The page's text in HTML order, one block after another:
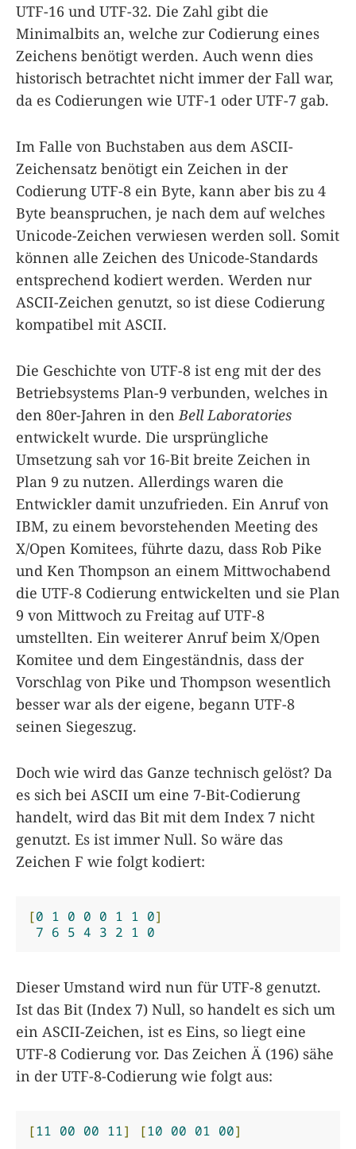
UTF-16 und UTF-32. Die Zahl gibt die
Minimalbits an, welche zur Codierung eines
Zeichens benötigt werden. Auch wenn dies
historisch betrachtet nicht immer der Fall war,
da es Codierungen wie UTF-1 oder UTF-7 gab.
Im Falle von Buchstaben aus dem ASCII-
Zeichensatz benötigt ein Zeichen in der
Codierung UTF-8 ein Byte, kann aber bis zu 4
Byte beanspruchen, je nach dem auf welches
Unicode-Zeichen verwiesen werden soll. Somit
können alle Zeichen des Unicode-Standards
entsprechend kodiert werden. Werden nur
ASCII-Zeichen genutzt, so ist diese Codierung
kompatibel mit ASCII.
Die Geschichte von UTF-8 ist eng mit der des
Betriebsystems Plan-9 verbunden, welches in
den 80er-Jahren in denBell Laboratories
entwickelt wurde. Die ursprüngliche
Umsetzung sah vor 16-Bit breite Zeichen in
Plan 9 zu nutzen. Allerdings waren die
Entwickler damit unzufrieden. Ein Anruf von
IBM, zu einem bevorstehenden Meeting des
X/Open Komitees, führte dazu, dass Rob Pike
und Ken Thompson an einem Mittwochabend
die UTF-8 Codierung entwickelten und sie Plan
9 von Mittwoch zu Freitag auf UTF-8
umstellten. Ein weiterer Anruf beim X/Open
Komitee und dem Eingeständnis, dass der
Vorschlag von Pike und Thompson wesentlich
besser war als der eigene, begann UTF-8
seinen Siegeszug.
Doch wie wird das Ganze technisch gelöst? Da
es sich bei ASCII um eine 7-Bit-Codierung
handelt, wird das Bit mit dem Index 7 nicht
genutzt. Es ist immer Null. So wäre das
Zeichen F wie folgt kodiert:
[0 1 0 0 0 1 1 0]
7 6 5 4 3 2 1 0
Dieser Umstand wird nun für UTF-8 genutzt.
Ist das Bit (Index 7) Null, so handelt es sich um
ein ASCII-Zeichen, ist es Eins, so liegt eine
UTF-8 Codierung vor. Das Zeichen Ä (196) sähe
in der UTF-8-Codierung wie folgt aus:
[11 00 00 11] [10 00 01 00]